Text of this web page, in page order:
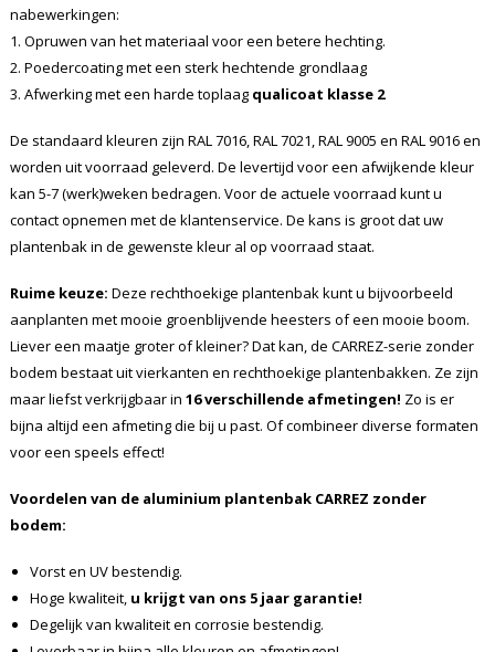
nabewerkingen:
1. Opruwen van het materiaal voor een betere hechting.
2. Poedercoating met een sterk hechtende grondlaag
3. Afwerking met een harde toplaag qualicoat klasse 2
De standaard kleuren zijn RAL 7016, RAL 7021, RAL 9005 en RAL 9016 en
worden uit voorraad geleverd. De levertijd voor een afwijkende kleur
kan 5-7 (werk)weken bedragen. Voor de actuele voorraad kunt u
contact opnemen met de klantenservice. De kans is groot dat uw
plantenbak in de gewenste kleur al op voorraad staat.
Ruime keuze: Deze rechthoekige plantenbak kunt u bijvoorbeeld
aanplanten met mooie groenblijvende heesters of een mooie boom.
Liever een maatje groter of kleiner? Dat kan, de CARREZ-serie zonder
bodem bestaat uit vierkanten en rechthoekige plantenbakken. Ze zijn
maar liefst verkrijgbaar in 16 verschillende afmetingen! Zo is er
bijna altijd een afmeting die bij u past. Of combineer diverse formaten
voor een speels effect!
Voordelen van de aluminium plantenbak CARREZ zonder
bodem:
Vorst en UV bestendig.
Hoge kwaliteit, u krijgt van ons 5 jaar garantie!
Degelijk van kwaliteit en corrosie bestendig.